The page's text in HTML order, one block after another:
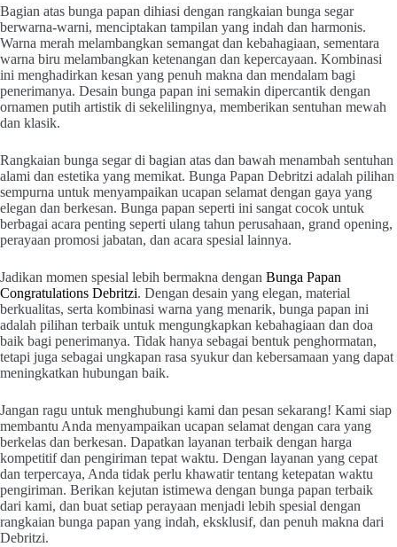
Bagian atas bunga papan dihiasi dengan rangkaian bunga segar
berwarna-warni, menciptakan tampilan yang indah dan harmonis.
Warna merah melambangkan semangat dan kebahagiaan, sementara
warna biru melambangkan ketenangan dan kepercayaan. Kombinasi
ini menghadirkan kesan yang penuh makna dan mendalam bagi
penerimanya. Desain bunga papan ini semakin dipercantik dengan
ornamen putih artistik di sekelilingnya, memberikan sentuhan mewah
dan klasik.
Rangkaian bunga segar di bagian atas dan bawah menambah sentuhan
alami dan estetika yang memikat. Bunga Papan Debritzi adalah pilihan
sempurna untuk menyampaikan ucapan selamat dengan gaya yang
elegan dan berkesan. Bunga papan seperti ini sangat cocok untuk
berbagai acara penting seperti ulang tahun perusahaan, grand opening,
perayaan promosi jabatan, dan acara spesial lainnya.
Jadikan momen spesial lebih bermakna dengan Bunga Papan
Congratulations Debritzi. Dengan desain yang elegan, material
berkualitas, serta kombinasi warna yang menarik, bunga papan ini
adalah pilihan terbaik untuk mengungkapkan kebahagiaan dan doa
baik bagi penerimanya. Tidak hanya sebagai bentuk penghormatan,
tetapi juga sebagai ungkapan rasa syukur dan kebersamaan yang dapat
meningkatkan hubungan baik.
Jangan ragu untuk menghubungi kami dan pesan sekarang! Kami siap
membantu Anda menyampaikan ucapan selamat dengan cara yang
berkelas dan berkesan. Dapatkan layanan terbaik dengan harga
kompetitif dan pengiriman tepat waktu. Dengan layanan yang cepat
dan terpercaya, Anda tidak perlu khawatir tentang ketepatan waktu
pengiriman. Berikan kejutan istimewa dengan bunga papan terbaik
dari kami, dan buat setiap perayaan menjadi lebih spesial dengan
rangkaian bunga papan yang indah, eksklusif, dan penuh makna dari
Debritzi.